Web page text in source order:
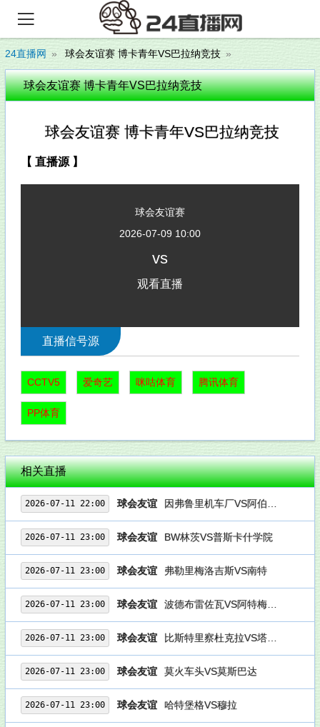

24直播网 球会友谊赛 博卡青年VS巴拉纳竞技
球会友谊赛 博卡青年VS巴拉纳竞技
球会友谊赛 博卡青年VS巴拉纳竞技
【 直播源 】
球会友谊赛
2026-07-09 10:00
vs
观看直播
直播信号源
CCTV5 爱奇艺 咪咕体育 腾讯体育
PP体育
相关直播
2026-07-11 22:00 球会友谊 因弗鲁里机车厂VS阿伯丁后备队
2026-07-11 23:00 球会友谊 BW林茨VS普斯卡什学院
2026-07-11 23:00 球会友谊 弗勒里梅洛吉斯VS南特
2026-07-11 23:00 球会友谊 波德布雷佐瓦VS阿特梅迪亚
2026-07-11 23:00 球会友谊 比斯特里察杜克拉VS塔特拉
2026-07-11 23:00 球会友谊 莫火车头VS莫斯巴达
2026-07-11 23:00 球会友谊 哈特堡格VS穆拉